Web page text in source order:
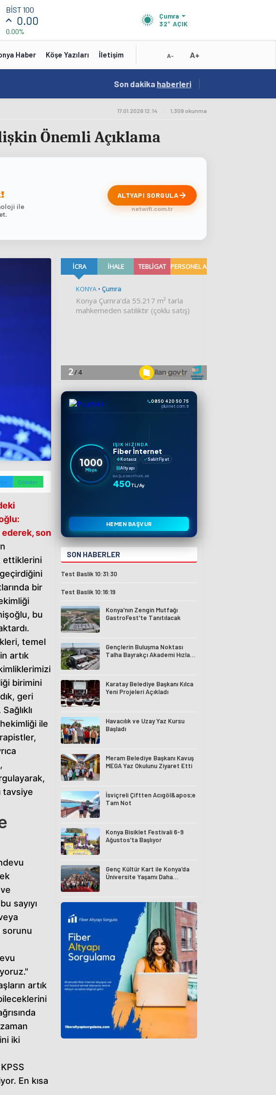
BİST 100
0.00
0.00%
Çumra
32° AÇIK
Haber Köşe Yazıları İletişim A- A+
19:01 / Konya'nın Zengin Mutfağı GastroFest'te
Son dakika haberleri
17.01.2026 12:14 1,309 okunma
Önemli Açıklama
ile
ALTYAPI SORGULA
netwifi.com.tr
Gönder
son
ettiklerini
bir
bu
temel
artık
birimini
geri
ile
tavsiye
sayıyı
sorunu
artık
iki
En kısa
0850 420 50 75
plusnet.com.tr
1000
Mbps
IŞIK HIZINDA
Fiber İnternet
Kotasız
Sabit Fiyat
Altyapı
BAŞLAYAN FIYATLAR
450TL/Ay
HEMEN BAŞVUR
SON HABERLER
Test Baslik 10:31:30
Test Baslik 10:16:19
Konya'nın Zengin Mutfağı
GastroFest'te Tanıtılacak
Gençlerin Buluşma Noktası
Talha Bayrakçı Akademi Hızla
Karatay Belediye Başkanı Kılca
Yeni Projeleri Açıkladı
Havacılık ve Uzay Yaz Kursu
Başladı
Meram Belediye Başkanı Kavuş
MEGA Yaz Okulunu Ziyaret Etti
İsviçreli Çiftten Acıgöl&apos;e
Tam Not
Konya Bisiklet Festivali 6-9
Ağustos'ta Başlıyor
Genç Kültür Kart ile Konya'da
Üniversite Yaşamı Daha